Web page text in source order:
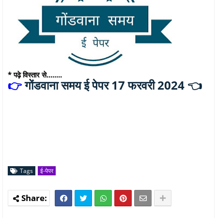
* पढ़े विस्तार से........
👉गोंडवाना समय ई पेपर 17 फरवरी 2024 👈
Tags ई-पेपर